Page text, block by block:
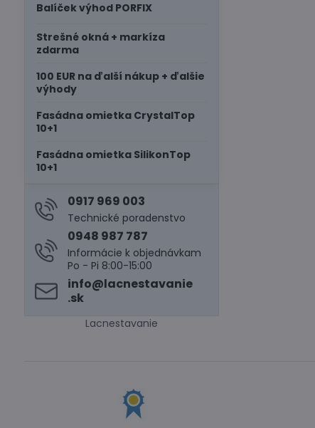
0917 969 003
Technické poradenstvo
0948 987 787
Informácie k objednávkam
Po - Pi 8:00-15:00
info​@lacnestavanie​
.sk
Balíček výhod PORFIX
Strešné okná + markíza
zdarma
100 EUR na ďalší nákup + ďalšie
výhody
Fasádna omietka CrystalTop
10+1
Fasádna omietka SilikonTop
10+1
Lacnestavanie